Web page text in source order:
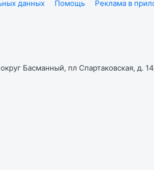
данных Помощь Реклама в
Басманный, пл Спартаковская, д.